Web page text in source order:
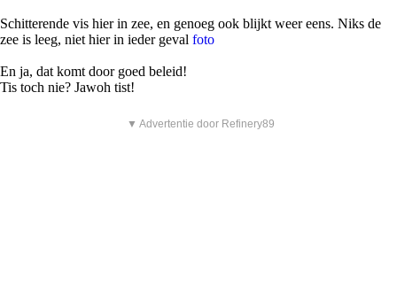
Schitterende vis hier in zee, en genoeg ook blijkt weer eens. Niks de
zee is leeg, niet hier in ieder geval foto
En ja, dat komt door goed beleid!
Tis toch nie? Jawoh tist!
▼ Advertentie door Refinery89